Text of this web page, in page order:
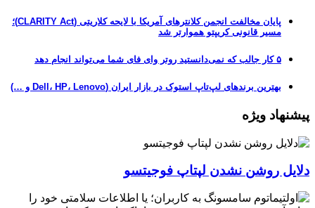
پایان مخالفت انجمن کلانترهای آمریکا با لایحه کلاریتی (CLARITY Act)؛
مسیر قانونی کریپتو هموارتر شد
۵ کار جالب که نمی‌دانستید روتر وای فای شما می‌تواند انجام دهد
بهترین برندهای لپ‌تاپ استوک در بازار ایران (Dell، HP، Lenovo و …)
پیشنهاد ویژه
دلایل روشن نشدن لپتاپ فوجیتسو